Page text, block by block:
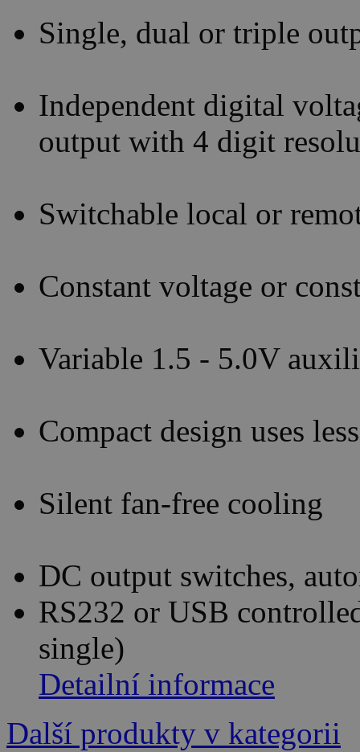
Single, dual or triple
Independent digital
output with 4 digit
Switchable local or
Constant voltage or
Variable 1.5 - 5.0V
Compact design uses
Silent fan-free cooling
DC output switches,
RS232 or USB
single)
Detailní informace
Další produkty v kategorii